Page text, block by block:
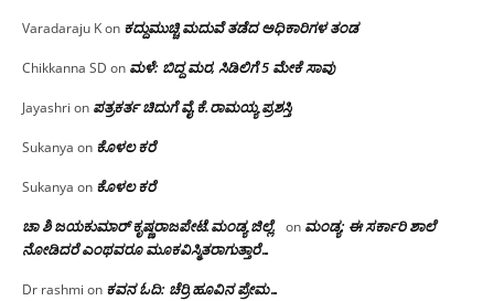
Varadaraju Kon ಕದ್ದುಮುಚ್ಚಿ ಮದುವೆ ತಡೆದ ಅಧಿಕಾರಿಗಳ ತಂಡ
Chikkanna SD on ಮಳೆ: ಬಿದ್ದ ಮರ, ಸಿಡಿಲಿಗೆ 5 ಮೇಕೆ ಸಾವು
Jayashri on ಪತ್ರಕರ್ತ ಚಿದುಗೆ ವೈ.ಕೆ.ರಾಮಯ್ಯ ಪ್ರಶಸ್ತಿ
Sukanya on ಕೊಳಲ ಕರೆ
Sukanya on ಕೊಳಲ ಕರೆ
ಚಾ ಶಿ ಜಯಕುಮಾರ್ ಕೃಷ್ಣರಾಜಪೇಟೆ.ಮಂಡ್ಯ ಜಿಲ್ಲೆ. on ಮಂಡ್ಯ: ಈ ಸರ್ಕಾರಿ ಶಾಲೆ
ನೋಡಿದರೆ ಎಂಥವರೂ ಮೂಕವಿಸ್ಮಿತರಾಗುತ್ತಾರೆ…
Dr rashmi on ಕವನ ಓದಿ: ಚೆರ್ರಿ ಹೂವಿನ ಪ್ರೇಮ…